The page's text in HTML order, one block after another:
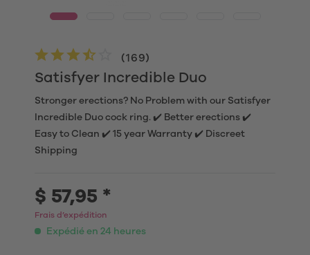
Satisfyer Incredible Duo
(169)
Stronger erections? No Problem with our Satisfyer
Incredible Duo cock ring. ✔️ Better erections ✔️
Easy to Clean ✔️ 15 year Warranty ✔️ Discreet
Shipping
$ 57,95 *
Frais d’expédition
Expédié en 24 heures